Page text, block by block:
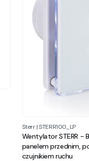
Sterr|STERR100_LP
Wentylator STERR - BFS
panelem przednim,
czujnikiem ruchu